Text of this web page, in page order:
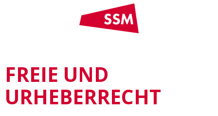
FREIE UND
URHEBERRECHT